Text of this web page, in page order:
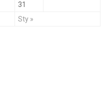
Sty »
31